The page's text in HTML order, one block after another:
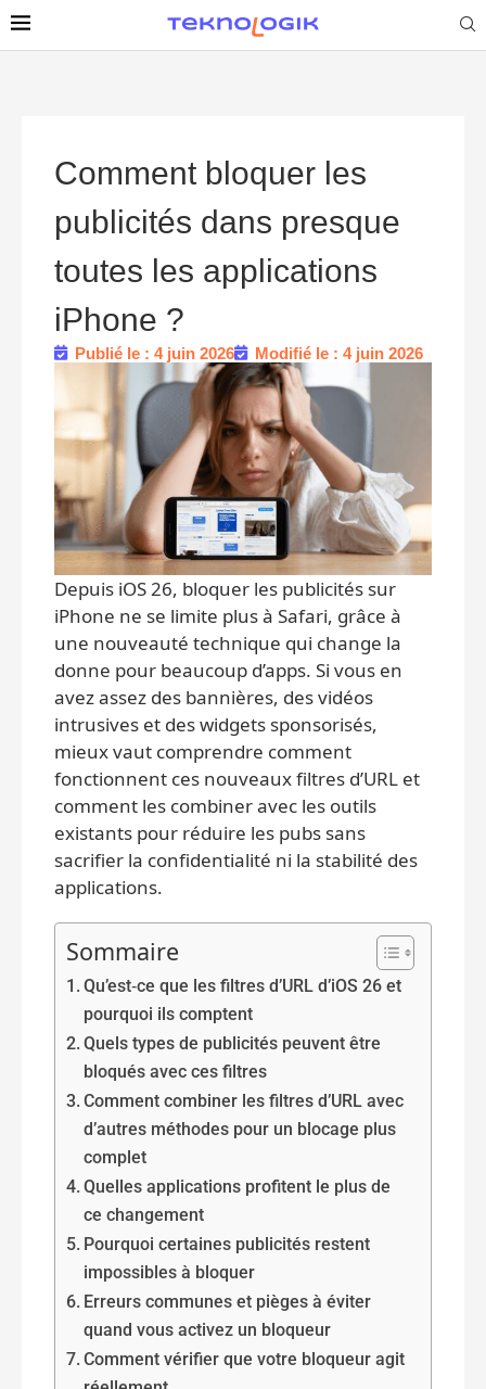
Comment bloquer les
publicités dans presque
toutes les applications
iPhone ?
Publié le : 4 juin 2026 Modifié le : 4 juin 2026
Depuis iOS 26, bloquer les publicités sur
iPhone ne se limite plus à Safari, grâce à
une nouveauté technique qui change la
donne pour beaucoup d’apps. Si vous en
avez assez des bannières, des vidéos
intrusives et des widgets sponsorisés,
mieux vaut comprendre comment
fonctionnent ces nouveaux filtres d’URL et
comment les combiner avec les outils
existants pour réduire les pubs sans
sacrifier la confidentialité ni la stabilité des
applications.
Sommaire
Qu’est‑ce que les filtres d’URL d’iOS 26 et
pourquoi ils comptent
Quels types de publicités peuvent être
bloqués avec ces filtres
Comment combiner les filtres d’URL avec
d’autres méthodes pour un blocage plus
complet
Quelles applications profitent le plus de
ce changement
Pourquoi certaines publicités restent
impossibles à bloquer
Erreurs communes et pièges à éviter
quand vous activez un bloqueur
Comment vérifier que votre bloqueur agit